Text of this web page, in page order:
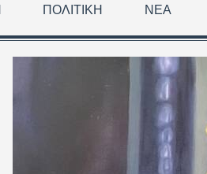
ΠΟΛΙΤΙΚΉ ΝΈΑ